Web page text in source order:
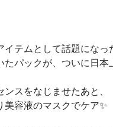
イテムとして話題になっ
たパックが、ついに日
スをなじませたあと、
美容液のマスクでケア✨